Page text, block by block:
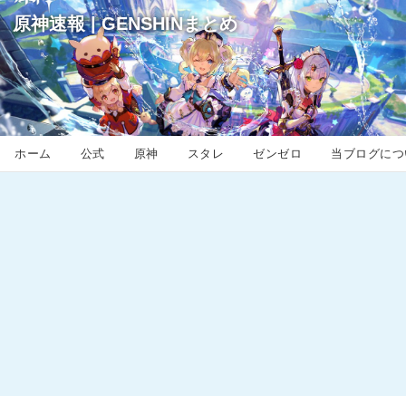
原神速報 | GENSHINまとめ
ホーム 公式 原神 スタレ ゼンゼロ 当ブログに